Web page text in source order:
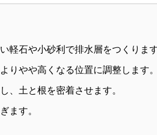
軽石や小砂利で排水層をつくります
りやや高くなる位置に調整します。
、土と根を密着させます。
ます。